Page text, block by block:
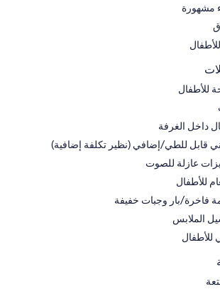
مشهورة
للأطفال
داخل الغرفة
قابل للطي/إضافي (نظير تكلفة إضافية)
عازلة للصوت
للأطفال
فاخرة/بار وجبات خفيفة
الملابس
للأطفال